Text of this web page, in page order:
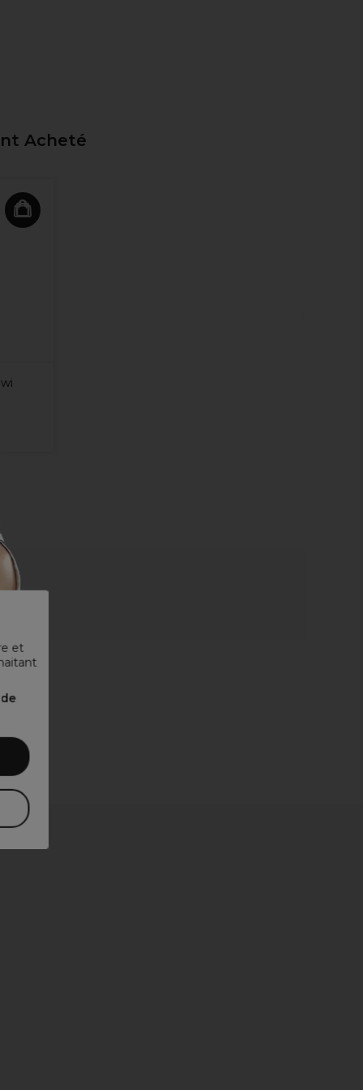
et
Acheté